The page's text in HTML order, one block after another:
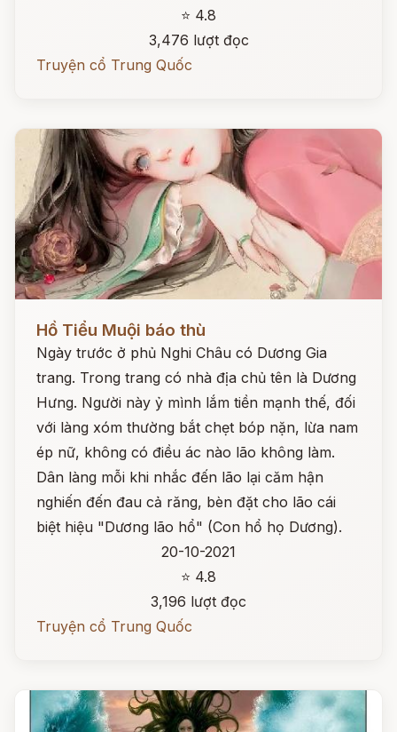
⭐ 4.8
3,476 lượt đọc
Truyện cổ Trung Quốc
Đọc ngay
Hồ Tiểu Muội báo thù
Ngày trước ở phủ Nghi Châu có Dương Gia
trang. Trong trang có nhà địa chủ tên là Dương
Hưng. Người này ỷ mình lắm tiền mạnh thế, đối
với làng xóm thường bắt chẹt bóp nặn, lừa nam
ép nữ, không có điều ác nào lão không làm.
Dân làng mỗi khi nhắc đến lão lại căm hận
nghiến đến đau cả răng, bèn đặt cho lão cái
biệt hiệu "Dương lão hổ" (Con hổ họ Dương).
20-10-2021
⭐ 4.8
3,196 lượt đọc
Truyện cổ Trung Quốc